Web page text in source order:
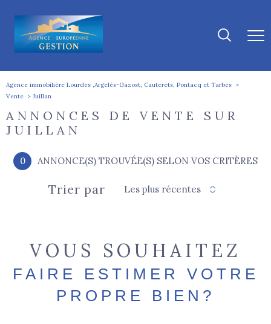
Agence immobilière Lourdes ,Argelès-Gazost, Cauterets, Pontacq et Tarbes
Vente
Juillan
ANNONCES DE VENTE SUR
JUILLAN
0 ANNONCE(S) TROUVÉE(S) SELON VOS CRITÈRES
Trier par Les plus récentes
VOUS SOUHAITEZ
FAIRE ESTIMER VOTRE
PROPRE BIEN?